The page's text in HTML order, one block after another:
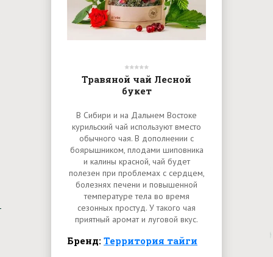
Травяной чай Лесной
букет
В Сибири и на Дальнем Востоке
курильский чай используют вместо
обычного чая. В дополнении с
боярышником, плодами шиповника
и калины красной, чай будет
полезен при проблемах с сердцем,
болезнях печени и повышенной
температуре тела во время
сезонных простуд. У такого чая
приятный аромат и луговой вкус.
Бренд: Территория тайги